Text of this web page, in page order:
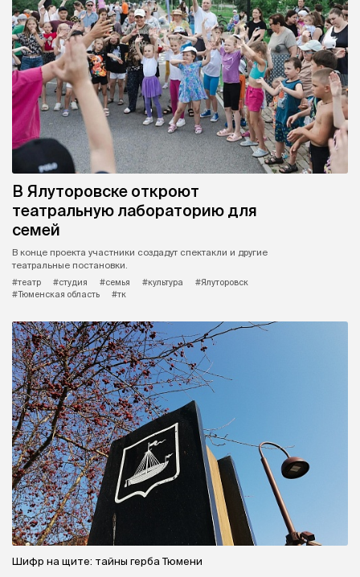
В Ялуторовске откроют
театральную лабораторию для
семей
В конце проекта участники создадут спектакли и другие
театральные постановки.
#театр
#студия #семья #культура
#Ялуторовск
#Тюменская область
#тк
Шифр на щите: тайны герба Тюмени